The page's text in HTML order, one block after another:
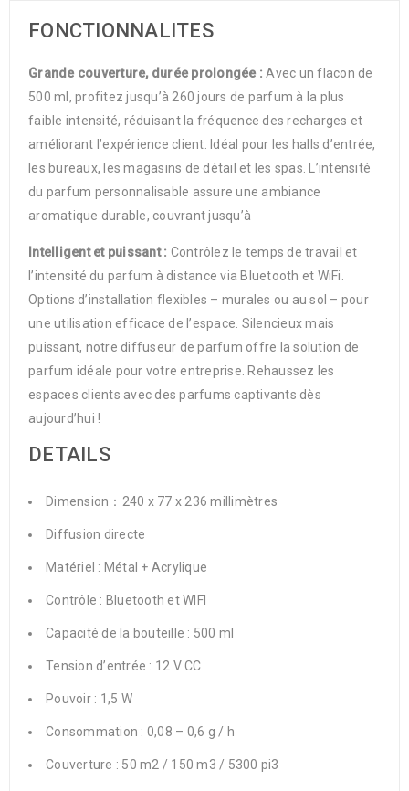
FONCTIONNALITES
Grande couverture, durée prolongée : Avec un flacon de
500 ml, profitez jusqu’à 260 jours de parfum à la plus
faible intensité, réduisant la fréquence des recharges et
améliorant l’expérience client. Idéal pour les halls d’entrée,
les bureaux, les magasins de détail et les spas. L’intensité
du parfum personnalisable assure une ambiance
aromatique durable, couvrant jusqu’à
Intelligent et puissant : Contrôlez le temps de travail et
l’intensité du parfum à distance via Bluetooth et WiFi.
Options d’installation flexibles – murales ou au sol – pour
une utilisation efficace de l’espace. Silencieux mais
puissant, notre diffuseur de parfum offre la solution de
parfum idéale pour votre entreprise. Rehaussez les
espaces clients avec des parfums captivants dès
aujourd’hui !
DETAILS
Dimension：240 x 77 x 236 millimètres
Diffusion directe
Matériel : Métal + Acrylique
Contrôle : Bluetooth et WIFI
Capacité de la bouteille : 500 ml
Tension d’entrée : 12 V CC
Pouvoir : 1,5 W
Consommation : 0,08 – 0,6 g / h
Couverture : 50 m2 / 150 m3 / 5300 pi3